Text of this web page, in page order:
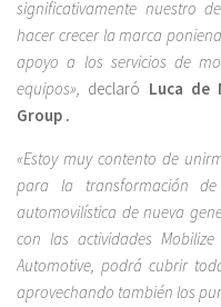
significativamente nuestro
hacer crecer la marca
apoyo a los servicios de
equipos», declaró Luca de
Group .
«Estoy muy contento de
para la transformación
automovilística de nueva
con las actividades
Automotive, podrá cubrir
aprovechando también los